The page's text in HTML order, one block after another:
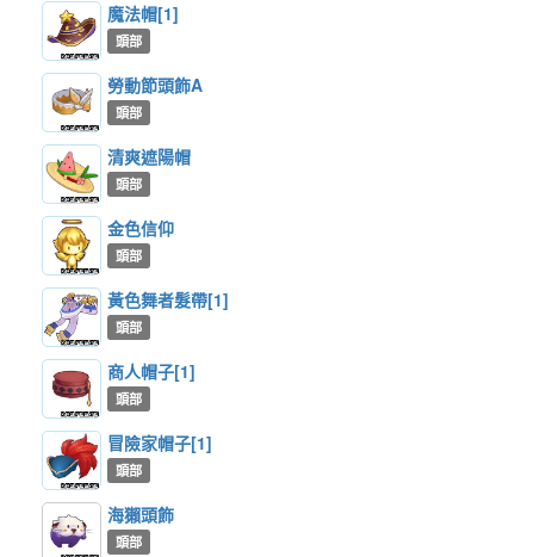
魔法帽[1]
頭部
勞動節頭飾A
頭部
清爽遮陽帽
頭部
金色信仰
頭部
黃色舞者髮帶[1]
頭部
商人帽子[1]
頭部
冒險家帽子[1]
頭部
海獺頭飾
頭部